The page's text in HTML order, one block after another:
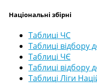
Національні збірні
Таблиці ЧС
Таблиці відбору
Таблиці ЧЄ
Таблиці відбору
Таблиці Ліги